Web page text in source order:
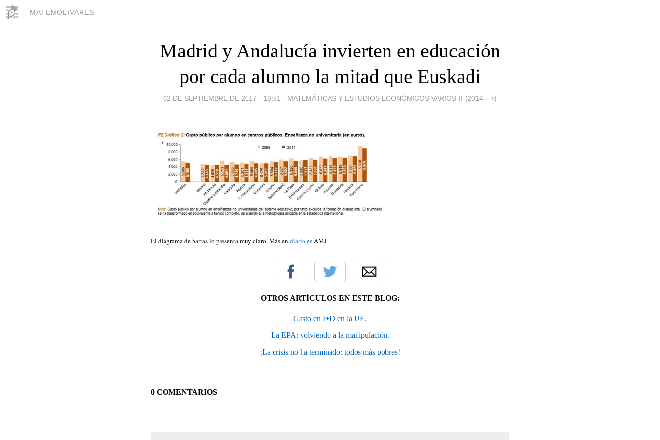
MATEMOLIVARES
Madrid y Andalucía invierten en educación
por cada alumno la mitad que Euskadi
02 DE SEPTIEMBRE DE 2017 - 18:51 - MATEMÁTICAS Y ESTUDIOS ECONÓMICOS VARIOS-II-(2014--->)
El diagrama de barras lo presenta muy claro. Más en diario.esAMJ
OTROS ARTÍCULOS EN ESTE BLOG:
Gasto en I+D en la UE.
La EPA: volviendo a la manipulación.
¡La crisis no ha terminado: todos más pobres!
0 COMENTARIOS